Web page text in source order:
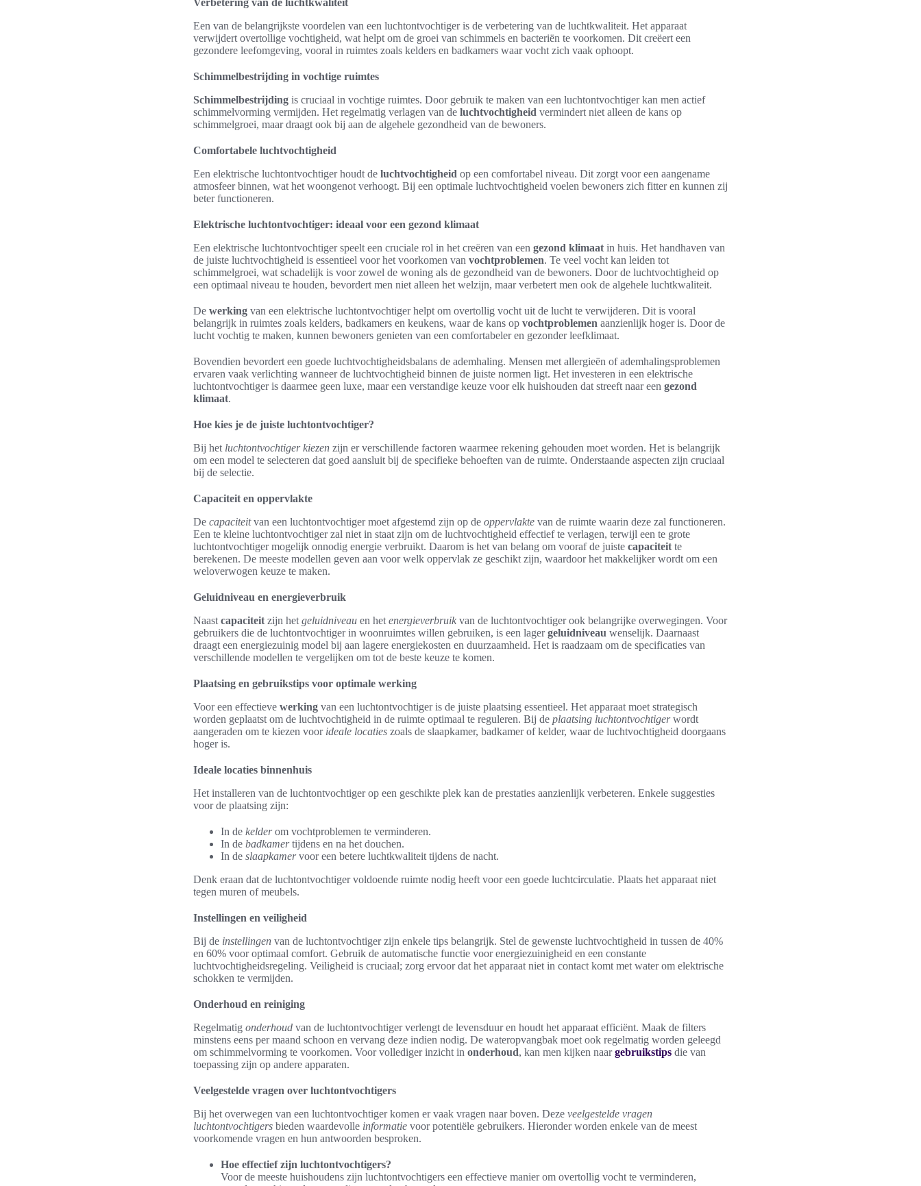
Verbetering van de luchtkwaliteit
Een van de belangrijkste voordelen van een luchtontvochtiger is de verbetering van de luchtkwaliteit. Het apparaat
verwijdert overtollige vochtigheid, wat helpt om de groei van schimmels en bacteriën te voorkomen. Dit creëert een
gezondere leefomgeving, vooral in ruimtes zoals kelders en badkamers waar vocht zich vaak ophoopt.
Schimmelbestrijding in vochtige ruimtes
Schimmelbestrijding is cruciaal in vochtige ruimtes. Door gebruik te maken van een luchtontvochtiger kan men actief
schimmelvorming vermijden. Het regelmatig verlagen van de luchtvochtigheid vermindert niet alleen de kans op
schimmelgroei, maar draagt ook bij aan de algehele gezondheid van de bewoners.
Comfortabele luchtvochtigheid
Een elektrische luchtontvochtiger houdt de luchtvochtigheid op een comfortabel niveau. Dit zorgt voor een aangename
atmosfeer binnen, wat het woongenot verhoogt. Bij een optimale luchtvochtigheid voelen bewoners zich fitter en kunnen zij
beter functioneren.
Elektrische luchtontvochtiger: ideaal voor een gezond klimaat
Een elektrische luchtontvochtiger speelt een cruciale rol in het creëren van een gezond klimaat in huis. Het handhaven van
de juiste luchtvochtigheid is essentieel voor het voorkomen van vochtproblemen. Te veel vocht kan leiden tot
schimmelgroei, wat schadelijk is voor zowel de woning als de gezondheid van de bewoners. Door de luchtvochtigheid op
een optimaal niveau te houden, bevordert men niet alleen het welzijn, maar verbetert men ook de algehele luchtkwaliteit.
De werking van een elektrische luchtontvochtiger helpt om overtollig vocht uit de lucht te verwijderen. Dit is vooral
belangrijk in ruimtes zoals kelders, badkamers en keukens, waar de kans op vochtproblemen aanzienlijk hoger is. Door de
lucht vochtig te maken, kunnen bewoners genieten van een comfortabeler en gezonder leefklimaat.
Bovendien bevordert een goede luchtvochtigheidsbalans de ademhaling. Mensen met allergieën of ademhalingsproblemen
ervaren vaak verlichting wanneer de luchtvochtigheid binnen de juiste normen ligt. Het investeren in een elektrische
luchtontvochtiger is daarmee geen luxe, maar een verstandige keuze voor elk huishouden dat streeft naar een gezond
klimaat.
Hoe kies je de juiste luchtontvochtiger?
Bij het luchtontvochtiger kiezen zijn er verschillende factoren waarmee rekening gehouden moet worden. Het is belangrijk
om een model te selecteren dat goed aansluit bij de specifieke behoeften van de ruimte. Onderstaande aspecten zijn cruciaal
bij de selectie.
Capaciteit en oppervlakte
De capaciteitvan een luchtontvochtiger moet afgestemd zijn op de oppervlakte van de ruimte waarin deze zal functioneren.
Een te kleine luchtontvochtiger zal niet in staat zijn om de luchtvochtigheid effectief te verlagen, terwijl een te grote
luchtontvochtiger mogelijk onnodig energie verbruikt. Daarom is het van belang om vooraf de juiste capaciteit te
berekenen. De meeste modellen geven aan voor welk oppervlak ze geschikt zijn, waardoor het makkelijker wordt om een
weloverwogen keuze te maken.
Geluidniveau en energieverbruik
Naast capaciteit zijn het geluidniveau en het energieverbruik van de luchtontvochtiger ook belangrijke overwegingen. Voor
gebruikers die de luchtontvochtiger in woonruimtes willen gebruiken, is een lagergeluidniveau wenselijk. Daarnaast
draagt een energiezuinig model bij aan lagere energiekosten en duurzaamheid. Het is raadzaam om de specificaties van
verschillende modellen te vergelijken om tot de beste keuze te komen.
Plaatsing en gebruikstips voor optimale werking
Voor een effectieve werking van een luchtontvochtiger is de juiste plaatsing essentieel. Het apparaat moet strategisch
worden geplaatst om de luchtvochtigheid in de ruimte optimaal te reguleren. Bij de plaatsing luchtontvochtigerwordt
aangeraden om te kiezen voor ideale locaties zoals de slaapkamer, badkamer of kelder, waar de luchtvochtigheid doorgaans
hoger is.
Ideale locaties binnenhuis
Het installeren van de luchtontvochtiger op een geschikte plek kan de prestaties aanzienlijk verbeteren. Enkele suggesties
voor de plaatsing zijn:
In de kelderom vochtproblemen te verminderen.
In de badkamertijdens en na het douchen.
In de slaapkamervoor een betere luchtkwaliteit tijdens de nacht.
Denk eraan dat de luchtontvochtiger voldoende ruimte nodig heeft voor een goede luchtcirculatie. Plaats het apparaat niet
tegen muren of meubels.
Instellingen en veiligheid
Bij de instellingen van de luchtontvochtiger zijn enkele tips belangrijk. Stel de gewenste luchtvochtigheid in tussen de 40%
en 60% voor optimaal comfort. Gebruik de automatische functie voor energiezuinigheid en een constante
luchtvochtigheidsregeling. Veiligheid is cruciaal; zorg ervoor dat het apparaat niet in contact komt met water om elektrische
schokken te vermijden.
Onderhoud en reiniging
Regelmatig onderhoud van de luchtontvochtiger verlengt de levensduur en houdt het apparaat efficiënt. Maak de filters
minstens eens per maand schoon en vervang deze indien nodig. De wateropvangbak moet ook regelmatig worden geleegd
om schimmelvorming te voorkomen. Voor vollediger inzicht in onderhoud, kan men kijken naargebruikstips die van
toepassing zijn op andere apparaten.
Veelgestelde vragen over luchtontvochtigers
Bij het overwegen van een luchtontvochtiger komen er vaak vragen naar boven. Deze veelgestelde vragen
luchtontvochtigers bieden waardevolle informatie voor potentiële gebruikers. Hieronder worden enkele van de meest
voorkomende vragen en hun antwoorden besproken.
Hoe effectief zijn luchtontvochtigers?
Voor de meeste huishoudens zijn luchtontvochtigers een effectieve manier om overtollig vocht te verminderen,